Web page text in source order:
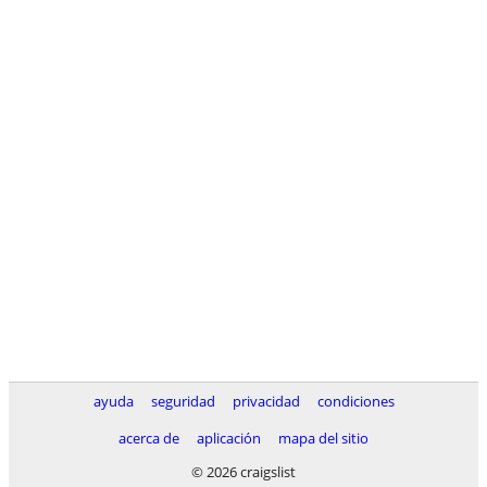
ayuda seguridad privacidad
condiciones
acerca de
aplicación
mapa del sitio
© 2026 craigslist